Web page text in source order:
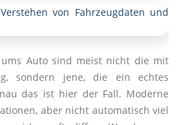
Auto sind meist nicht die mit
sondern jene, die ein echtes
das ist hier der Fall. Moderne
aber nicht automatisch viel